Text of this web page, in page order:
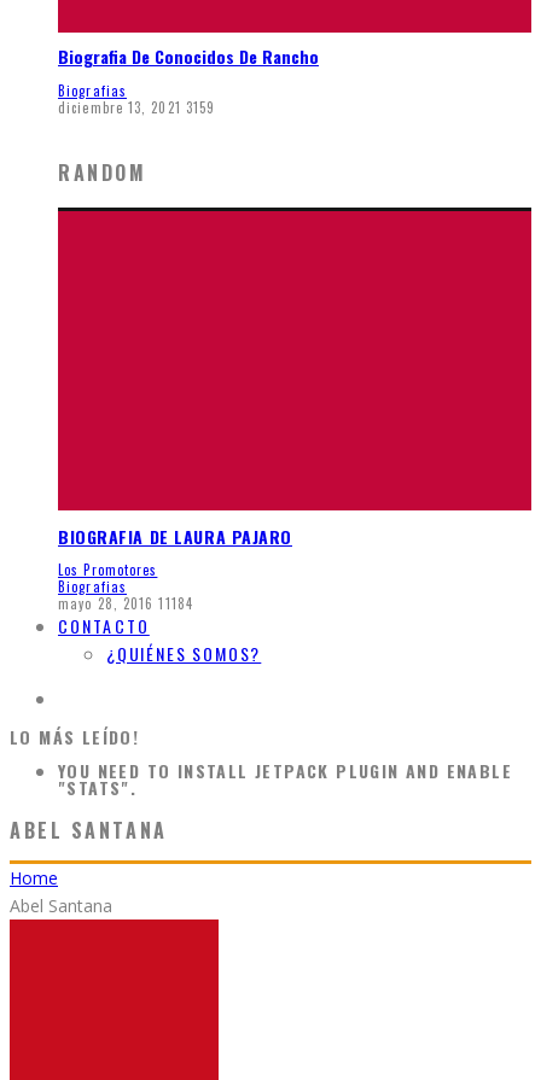
Biografia De Conocidos De Rancho
Biografias
diciembre 13, 2021 3159
RANDOM
BIOGRAFIA DE LAURA PAJARO
Los Promotores
Biografias
mayo 28, 2016 11184
CONTACTO
¿QUIÉNES SOMOS?
LO MÁS LEÍDO!
YOU NEED TO INSTALL JETPACK PLUGIN AND ENABLE
"STATS".
ABEL SANTANA
Home
Abel Santana